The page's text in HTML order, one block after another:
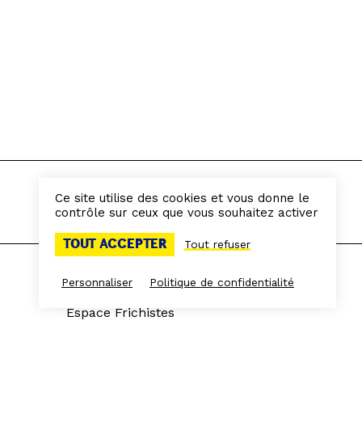
Espace presse
Espace Frichistes
Ce site utilise des cookies et vous donne le
contrôle sur ceux que vous souhaitez activer
TOUT ACCEPTER Tout refuser
Personnaliser Politique de confidentialité